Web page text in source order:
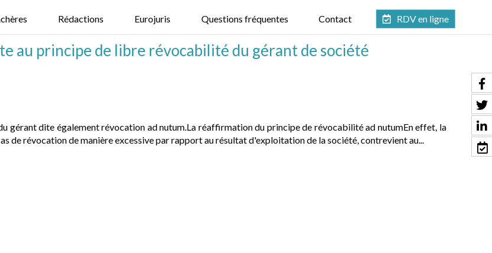
Rédactions Eurojuris Questions fréquentes Contact RDV en ligne
au principe de libre révocabilité du gérant de société
gérant dite également révocation ad nutum.La réaffirmation du principe de révocabilité ad nutumEn effet, la
de révocation de manière excessive par rapport au résultat d'exploitation de la société, contrevient au...